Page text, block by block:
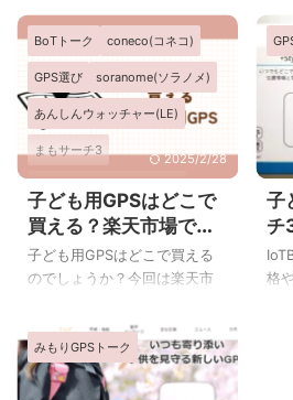
ども用GPSをご紹介します。
YLPプレミアム ヤフーショッ
ピングで買い物をするならYLP
プレミアム（旧Yahoo!プレミ
アム）会員になってからがお
すすめ！ 今ならPayPayポイン
トなど5,000円相当プレゼント
&最大3ヶ月無料です。 詳しく
はこちら⇒YLPプレミアム ヤ
フーショッピングで買える
GPS①あんしんウォッチャー
(LE) /KDDI 通知スポットの登
...
本
通
ま
通
の
ら
事
事
人
で
BoTトーク coneco(コネコ)
GPS選び soranome(ソラノメ)
あんしんウォッチャー(LE)
まもサーチ3
みまもりGPS(どこかなGPS)
みもりGPSトーク
2025/2/28
子ども用GPSはどこで
買える？楽天市場で買
える子ども用GPS一覧
子ども用GPSはどこで買える
のでしょうか？今回は楽天市
をご紹介します。 楽天市場で
買えるGPS①あんしんウォッ
チャー(LE) /KDDI 当サイトイ
チ押し！2台目はなんと月額料
子
チ
し
格
みもりGPSトーク